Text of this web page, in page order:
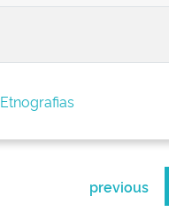
previous